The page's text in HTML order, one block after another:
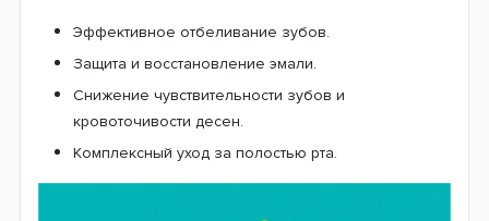
Эффективное отбеливание зубов.
Защита и восстановление эмали.
Снижение чувствительности зубов и
кровоточивости десен.
Комплексный уход за полостью рта.